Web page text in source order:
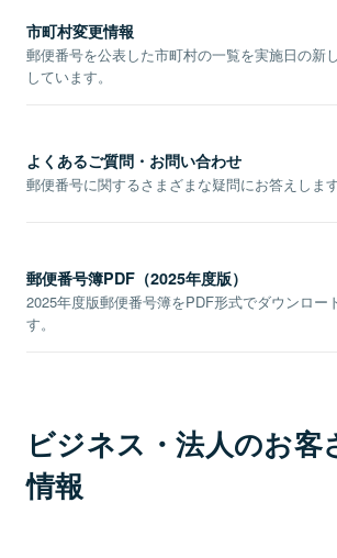
市町村変更情報
郵便番号を公表した市町村の一覧を実施日の新
しています。
よくあるご質問・お問い合わせ
郵便番号に関するさまざまな疑問にお答えします
郵便番号簿PDF（2025年度版）
2025年度版郵便番号簿をPDF形式でダウンロー
す。
ビジネス・法人のお客
情報